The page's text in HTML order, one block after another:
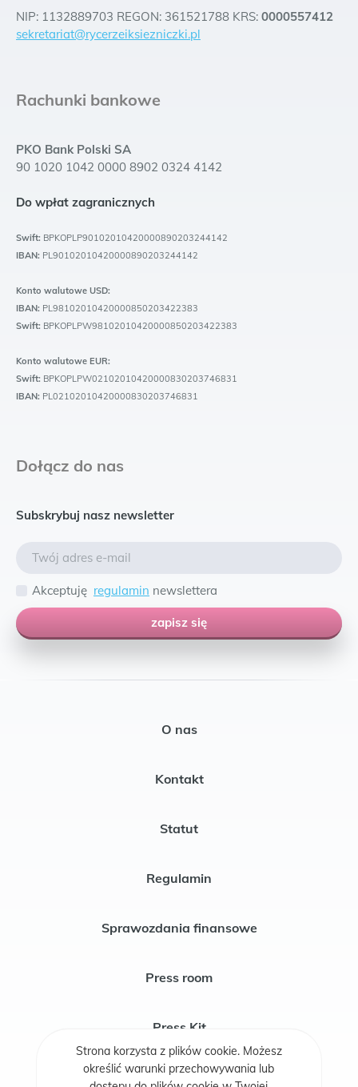
NIP: 1132889703 REGON: 361521788 KRS: 0000557412
sekretariat@rycerzeiksiezniczki.pl
Rachunki bankowe
PKO Bank Polski SA
90 1020 1042 0000 8902 0324 4142
Do wpłat zagranicznych
Swift: BPKOPLP90102010420000890203244142
IBAN: PL90102010420000890203244142
Konto walutowe USD:
IBAN: PL98102010420000850203422383
Swift: BPKOPLPW98102010420000850203422383
Konto walutowe EUR:
Swift: BPKOPLPW02102010420000830203746831
IBAN: PL02102010420000830203746831
Dołącz do nas
Subskrybuj nasz newsletter
Akceptuję regulamin newslettera
zapisz się
O nas
Kontakt
Statut
Regulamin
Sprawozdania finansowe
Press room
Press Kit
Publikacje
Strona korzysta z plików cookie. Możesz
określić warunki przechowywania lub